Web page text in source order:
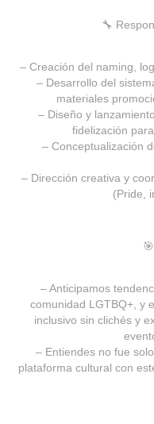
🔧
– Creación del naming,
– Desarrollo del
materiales
– Diseño y
fidelización
– Conceptualización
– Dirección creativa y
(Pride,
🎯
– Anticipamos
comunidad LGTBQ+, y
inclusivo sin clichés y
– Entiendes no fue
plataforma cultural con